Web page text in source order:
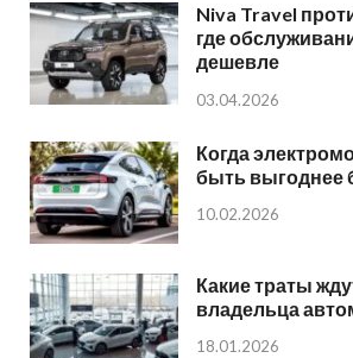
Niva Travel
где
дешевле
03.04.2026
Когда
быть выгоднее
10.02.2026
Какие траты
владельца
18.01.2026